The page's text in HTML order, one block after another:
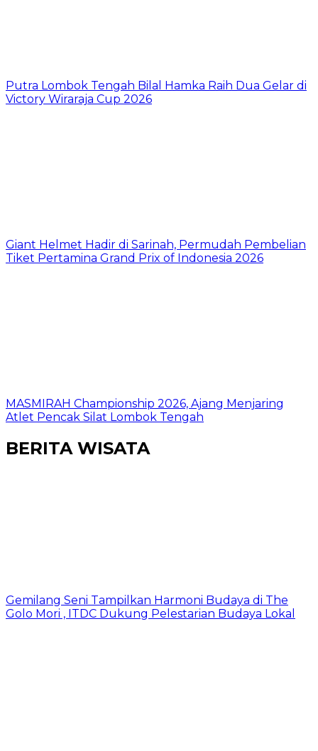
Putra Lombok Tengah Bilal Hamka Raih Dua Gelar di
Victory Wiraraja Cup 2026
Giant Helmet Hadir di Sarinah, Permudah Pembelian
Tiket Pertamina Grand Prix of Indonesia 2026
MASMIRAH Championship 2026, Ajang Menjaring
Atlet Pencak Silat Lombok Tengah
BERITA WISATA
Gemilang Seni Tampilkan Harmoni Budaya di The
Golo Mori , ITDC Dukung Pelestarian Budaya Lokal